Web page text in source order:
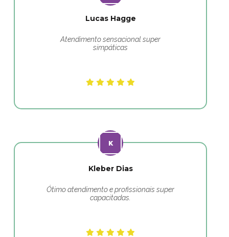
Lucas Hagge
Atendimento sensacional super
simpáticas
Kleber Dias
Ótimo atendimento e profissionais super
capacitadas.